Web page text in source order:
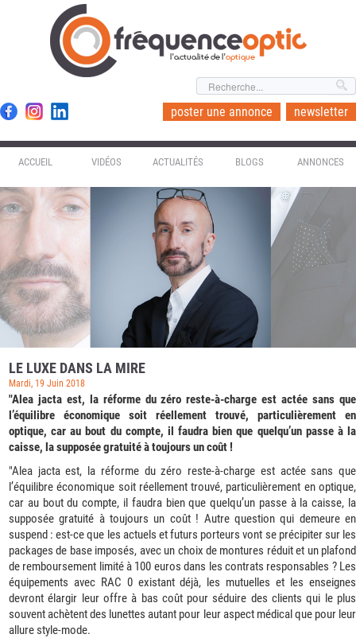
l'actualité de l'optique
poster une annonce newsletter
ACCUEIL VIDÉOS ACTUALITÉS BLOGS ANNONCES
LE LUXE DANS LA MIRE
Mardi, 19 Juin 2018
"Alea jacta est, la réforme du zéro reste-à-charge est actée sans que
l’équilibre économique soit réellement trouvé, particulièrement en
optique, car au bout du compte, il faudra bien que quelqu’un passe à la
caisse, la supposée gratuité à toujours un coût !
"Alea jacta est, la réforme du zéro reste-à-charge est actée sans que
l’équilibre économique soit réellement trouvé, particulièrement en optique,
car au bout du compte, il faudra bien que quelqu’un passe à la caisse, la
supposée gratuité à toujours un coût ! Autre question qui demeure en
suspend : est-ce que les actuels et futurs porteurs vont se précipiter sur les
packages de base imposés, avec un choix de montures réduit et un plafond
de remboursement limité à 100 euros dans les contrats responsables ? Les
équipements avec RAC 0 existant déjà, les mutuelles et les enseignes
devront élargir leur offre à bas coût pour séduire des clients qui le plus
souvent achètent des lunettes autant pour leur aspect médical que pour leur
allure style-mode.